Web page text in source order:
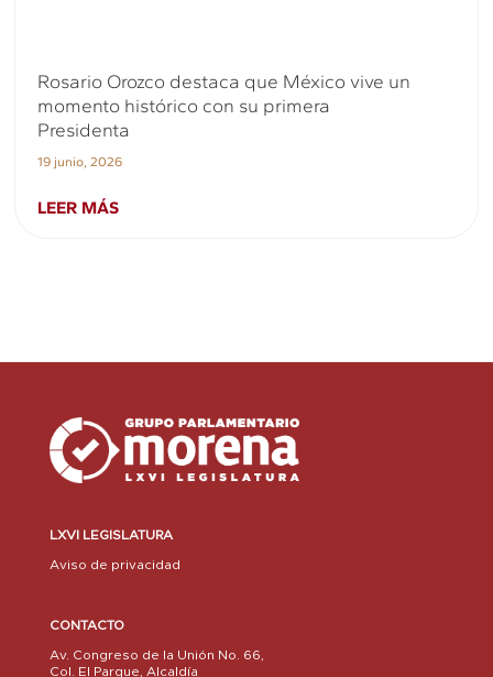
Rosario Orozco destaca que México vive un
momento histórico con su primera
Presidenta
19 junio, 2026
LEER MÁS
LXVI LEGISLATURA
Aviso de privacidad
CONTACTO
Av. Congreso de la Unión No. 66,
Col. El Parque, Alcaldía